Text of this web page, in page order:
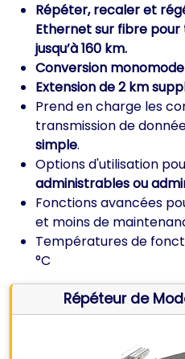
Répéter, recaler et
Ethernet sur fibre
jusqu’à 160 km.
Conversion
Extension de 2 km
Prend en charge les
transmission de
simple.
Options d'utilisation
administrables ou
Fonctions avancées
et moins de
Températures de
°C
Répéteur de